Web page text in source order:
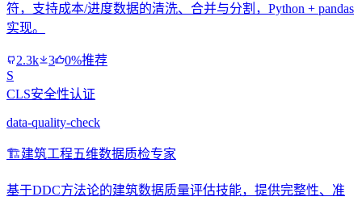
符，支持成本/进度数据的清洗、合并与分割，Python + pandas
实现。
2.3k 3
0%推荐
S
CLS安全性认证
data-quality-check
🏗️建筑工程五维数据质检专家
基于DDC方法论的建筑数据质量评估技能，提供完整性、准